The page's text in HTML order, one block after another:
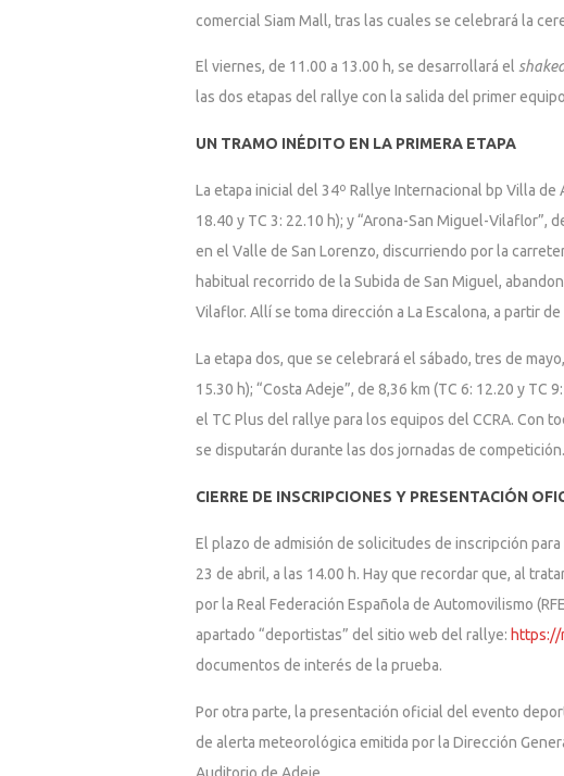
comercial Siam Mall, tras las cuales se celebrará la
El viernes, de 11.00 a 13.00 h, se desarrollará el
las dos etapas del rallye con la salida del primer
UN TRAMO INÉDITO EN LA PRIMERA ETAPA
La etapa inicial del 34º Rallye Internacional bp Villa de
18.40 y TC 3: 22.10 h); y “Arona-San Miguel-Vilaflor”,
en el Valle de San Lorenzo, discurriendo por la
habitual recorrido de la Subida de San Miguel,
Vilaflor. Allí se toma dirección a La Escalona, a partir
La etapa dos, que se celebrará el sábado, tres de
15.30 h); “Costa Adeje”, de 8,36 km (TC 6: 12.20 y TC
el TC Plus del rallye para los equipos del CCRA. Con
se disputarán durante las dos jornadas de competición.
CIERRE DE INSCRIPCIONES Y PRESENTACIÓN
El plazo de admisión de solicitudes de inscripción
23 de abril, a las 14.00 h. Hay que recordar que, al
por la Real Federación Española de Automovilismo
apartado “deportistas” del sitio web del rallye: https://
documentos de interés de la prueba.
Por otra parte, la presentación oficial del evento
de alerta meteorológica emitida por la Dirección